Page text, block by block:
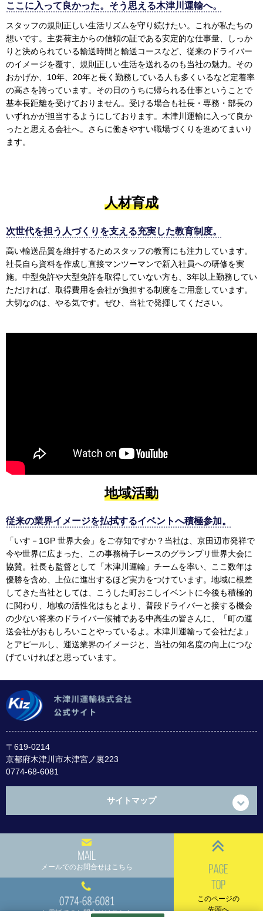
ここに入って良かった。そう思える木津川運輸へ。
スタッフの規則正しい生活リズムを守り続けたい。これが私たちの
想いです。主要荷主からの信頼の証である安定的な仕事量、しっか
りと決められている輸送時間と輸送コースなど、従来のドライバー
のイメージを覆す、規則正しい生活を送れるのも当社の魅力。その
おかげか、10年、20年と長く勤務している人も多くいるなど定着率
の高さを誇っています。その日のうちに帰られる仕事ということで
基本長距離を受けておりません。受ける場合も社長・専務・部長の
いずれかが担当するようにしております。木津川運輸に入って良か
ったと思える会社へ。さらに働きやすい職場づくりを進めてまいり
ます。
人材育成
次世代を担う人づくりを支える充実した教育制度。
高い輸送品質を維持するためスタッフの教育にも注力しています。
社長自ら資料を作成し直接マンツーマンで新入社員への研修を実
施。中型免許や大型免許を取得していない方も、3年以上勤務してい
ただければ、取得費用を会社が負担する制度をご用意しています。
大切なのは、やる気です。ぜひ、当社で発揮してください。
地域活動
従来の業界イメージを払拭するイベントへ積極参加。
「いす－1GP 世界大会」をご存知ですか？当社は、京田辺市発祥で
今や世界に広まった、この事務椅子レースのグランプリ世界大会に
協賛。社長も監督として「木津川運輸」チームを率い、ここ数年は
優勝を含め、上位に進出するほど実力をつけています。地域に根差
してきた当社としては、こうした町おこしイベントに今後も積極的
に関わり、地域の活性化はもとより、普段ドライバーと接する機会
の少ない将来のドライバー候補である中高生の皆さんに、「町の運
送会社がおもしろいことやっているよ。木津川運輸って会社だよ」
とアピールし、運送業界のイメージと、当社の知名度の向上につな
げていければと思っています。
〒619-0214
京都府木津川市木津宮ノ裏223
0774-68-6081
サイトマップ
メールでのお問合せはこちら
お電話でのお問合せはこちら
このページの
先頭へ